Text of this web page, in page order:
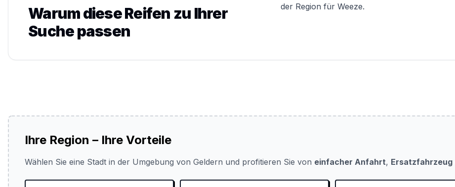
Warum diese Reifen zu Ihrer
Suche passen
der Region für Weeze.
Ihre Region – Ihre Vorteile
Wählen Sie eine Stadt in der Umgebung von Geldern und profitieren Sie von einfacher Anfahrt, Ersatzfahrzeug